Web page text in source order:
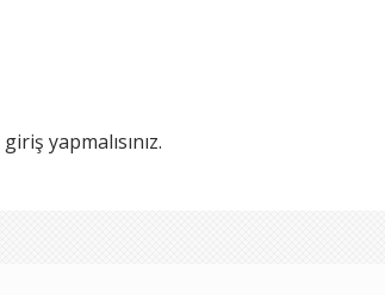
giriş yapmalısınız.